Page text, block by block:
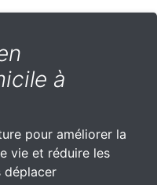
à
pour améliorer la
vie et réduire les
déplacer